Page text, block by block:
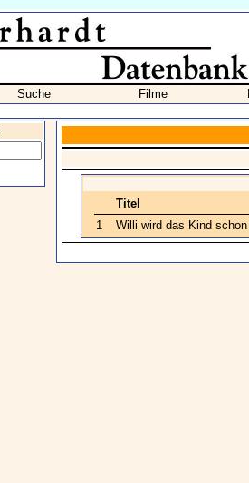
Suche Filme
Titel
1
Willi wird das Kind